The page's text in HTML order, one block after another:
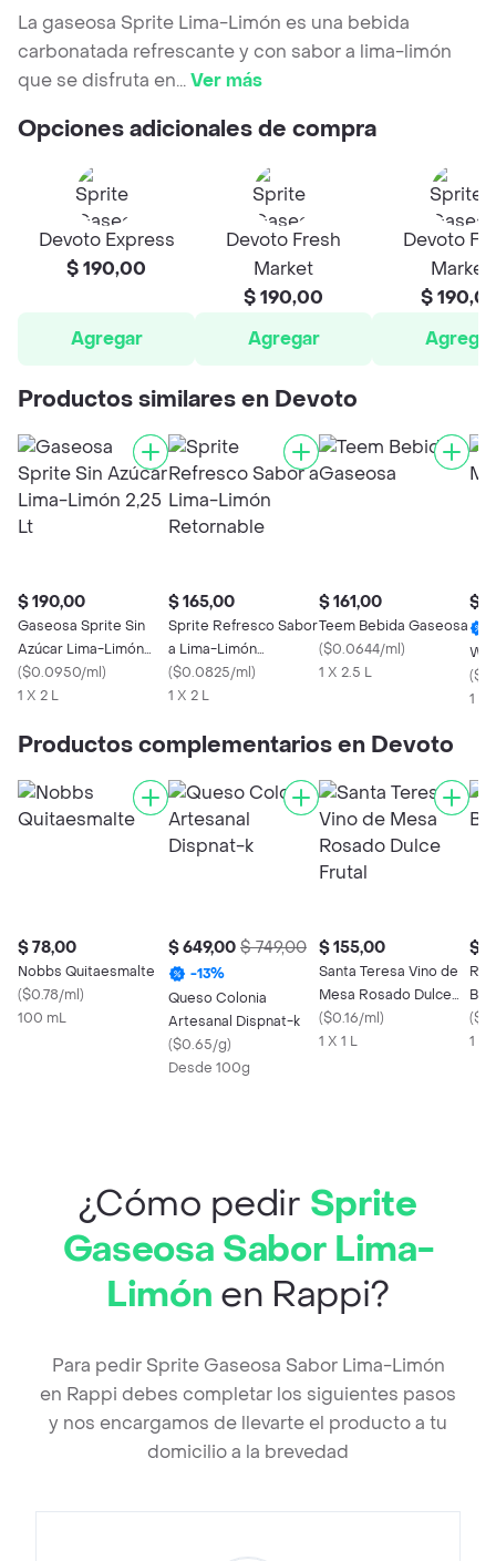
La gaseosa Sprite Lima-Limón es una bebida
carbonatada refrescante y con sabor a lima-limón
que se disfruta en...Ver más
Opciones adicionales de compra
Devoto Express
$ 190,00
Agregar
Devoto Fresh
Market
$ 190,00
Agregar
Devoto
Market
$
Agregar
Productos similares en Devoto
$ 190,00
Gaseosa Sprite Sin
Azúcar Lima-Limón
2,25 Lt
($0.0950/ml)
1 X 2 L
$ 165,00
Sprite Refresco Sabor
a Lima-Limón
Retornable
($0.0825/ml)
1 X 2 L
$ 161,00
Teem Bebida Gaseosa
($0.0644/ml)
1 X 2.5 L
$
(
1 X
Productos complementarios en Devoto
$ 78,00
Nobbs Quitaesmalte
($0.78/ml)
100 mL
$ 649,00 $ 749,00
-13%
Queso Colonia
Artesanal Dispnat-k
($0.65/g)
Desde 100g
$ 155,00
Santa Teresa Vino de
Mesa Rosado Dulce
Frutal
($0.16/ml)
1 X 1 L
$
(
1 x
¿Cómo pedir Sprite
Gaseosa Sabor Lima-
Limón en Rappi?
Para pedir Sprite Gaseosa Sabor Lima-Limón
en Rappi debes completar los siguientes pasos
y nos encargamos de llevarte el producto a tu
domicilio a la brevedad